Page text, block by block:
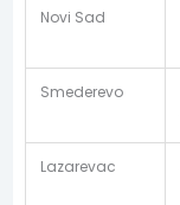
Novi Sad
Smederevo
Lazarevac